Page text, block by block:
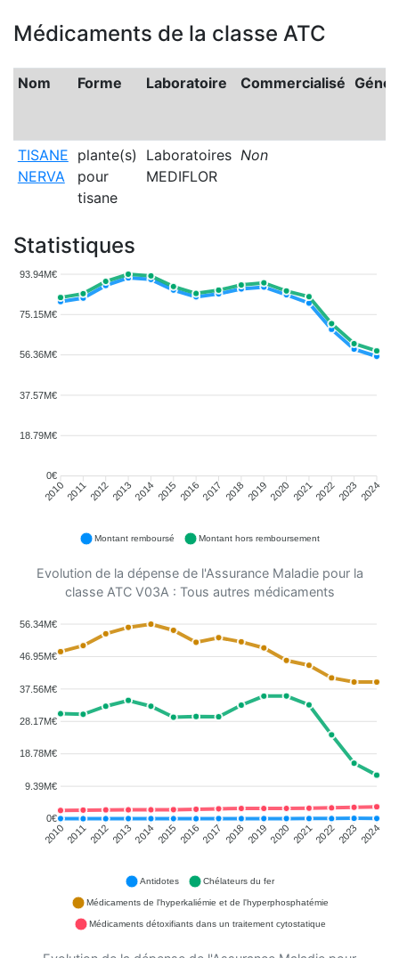
Médicaments de la classe ATC
Nom Forme Laboratoire Commercialisé
TISANE
NERVA
plante(s)
pour
tisane
Laboratoires
MEDIFLOR
Non
Statistiques
93.94M€
75.15M€
56.36M€
37.57M€
18.79M€
0€
201020112012201320142015 20162017 2018 20192020 202120222023 2024
Montant remboursé Montant hors remboursement
Evolution de la dépense de l'Assurance Maladie pour la
classe ATC V03A : Tous autres médicaments
56.34M€
46.95M€
37.56M€
28.17M€
18.78M€
9.39M€
0€
201020112012201320142015 20162017 2018 20192020 202120222023 2024
Antidotes Chélateurs du fer
Médicaments de l'hyperkaliémie et de l'hyperphosphatémie
Médicaments détoxifiants dans un traitement cytostatique